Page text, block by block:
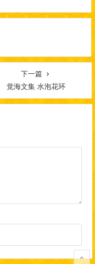
下一篇
觉海文集 水泡花环